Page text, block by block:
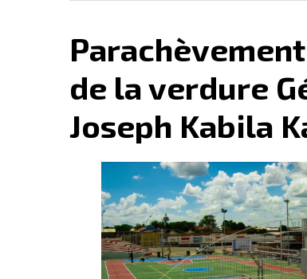
de la verdure
Joseph Kabila